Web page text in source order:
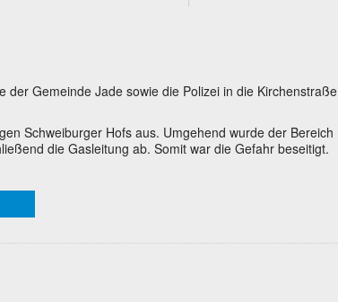
Gemeinde Jade sowie die Polizei in die Kirchenstraße
Schweiburger Hofs aus. Umgehend wurde der Bereich
die Gasleitung ab. Somit war die Gefahr beseitigt.